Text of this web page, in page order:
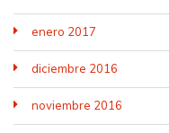
enero 2017
diciembre 2016
noviembre 2016